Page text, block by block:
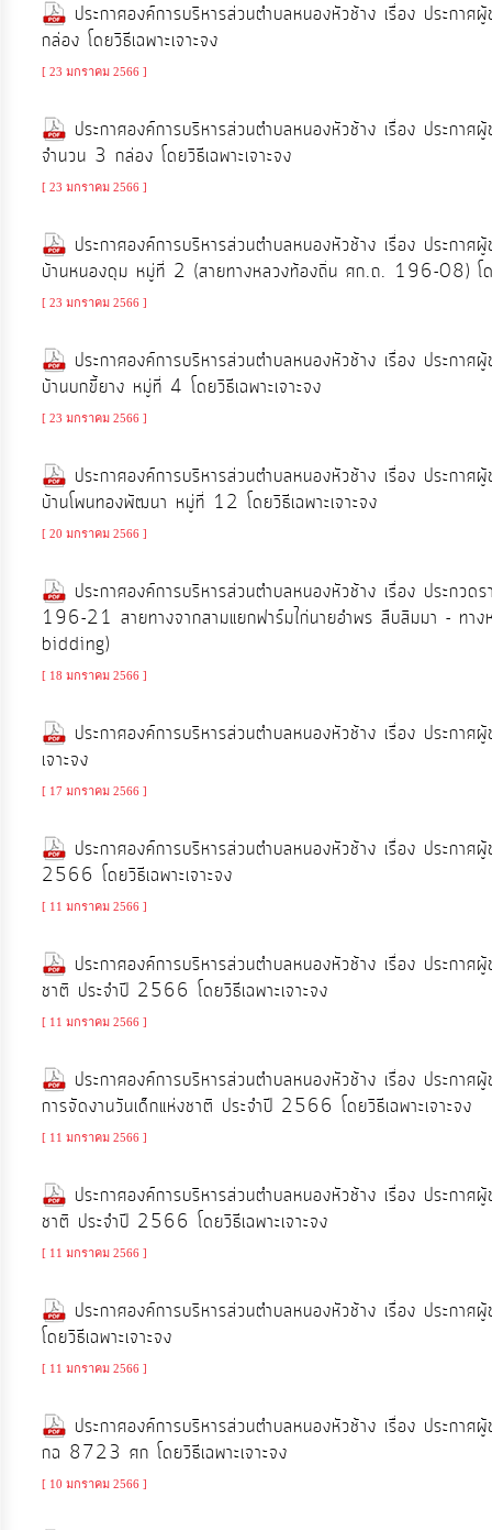
จัด
จ้าง
การ
เงิน
การ
แผนการ
ป้องกัน
ทุจริต
ดำเนิน
การ
เพื่อ
การ
ทุจริต
มาตรการ
ป้องกัน
การ
ทุจริต
การ
ส่ง
ความ
โปร่งใส
ถิ่น
ของ
เรา
ข้อมูล
การ
ประกาศองค์การบริหารส่วนตำบลหนองหัวช้าง เรื่อง ประกา
กล่อง โดยวิธีเฉพาะเจาะจง
[ 23 มกราคม 2566 ]
ประกาศองค์การบริหารส่วนตำบลหนองหัวช้าง เรื่อง ประกา
จำนวน 3 กล่อง โดยวิธีเฉพาะเจาะจง
[ 23 มกราคม 2566 ]
ประกาศองค์การบริหารส่วนตำบลหนองหัวช้าง เรื่อง ประกาศ
บ้านหนองดุม หมู่ที่ 2 (สายทางหลวงท้องถิ่น ศก.ถ. 196-08) โดย
[ 23 มกราคม 2566 ]
ประกาศองค์การบริหารส่วนตำบลหนองหัวช้าง เรื่อง ประกาศ
บ้านบกขี้ยาง หมู่ที่ 4 โดยวิธีเฉพาะเจาะจง
[ 23 มกราคม 2566 ]
ประกาศองค์การบริหารส่วนตำบลหนองหัวช้าง เรื่อง ประกาศ
บ้านโพนทองพัฒนา หมู่ที่ 12 โดยวิธีเฉพาะเจาะจง
[ 20 มกราคม 2566 ]
ประกาศองค์การบริหารส่วนตำบลหนองหัวช้าง เรื่อง ประกว
196-21 สายทางจากสามแยกฟาร์มไก่นายอำพร สืบสิมมา - ทา
bidding)
[ 18 มกราคม 2566 ]
ประกาศองค์การบริหารส่วนตำบลหนองหัวช้าง เรื่อง ประกา
เจาะจง
[ 17 มกราคม 2566 ]
ประกาศองค์การบริหารส่วนตำบลหนองหัวช้าง เรื่อง ประกาศผู้
2566 โดยวิธีเฉพาะเจาะจง
[ 11 มกราคม 2566 ]
ประกาศองค์การบริหารส่วนตำบลหนองหัวช้าง เรื่อง ประกาศผู้
ชาติ ประจำปี 2566 โดยวิธีเฉพาะเจาะจง
[ 11 มกราคม 2566 ]
ประกาศองค์การบริหารส่วนตำบลหนองหัวช้าง เรื่อง ประกา
การจัดงานวันเด็กแห่งชาติ ประจำปี 2566 โดยวิธีเฉพาะเจาะจง
[ 11 มกราคม 2566 ]
ประกาศองค์การบริหารส่วนตำบลหนองหัวช้าง เรื่อง ประกาศ
ชาติ ประจำปี 2566 โดยวิธีเฉพาะเจาะจง
[ 11 มกราคม 2566 ]
ประกาศองค์การบริหารส่วนตำบลหนองหัวช้าง เรื่อง ประกา
โดยวิธีเฉพาะเจาะจง
[ 11 มกราคม 2566 ]
ประกาศองค์การบริหารส่วนตำบลหนองหัวช้าง เรื่อง ประกาศ
กฉ 8723 ศก โดยวิธีเฉพาะเจาะจง
[ 10 มกราคม 2566 ]